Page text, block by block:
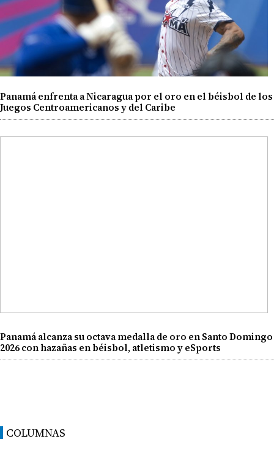
Panamá enfrenta a Nicaragua por el oro en el béisbol de los
Juegos Centroamericanos y del Caribe
Panamá alcanza su octava medalla de oro en Santo Domingo
2026 con hazañas en béisbol, atletismo y eSports
COLUMNAS